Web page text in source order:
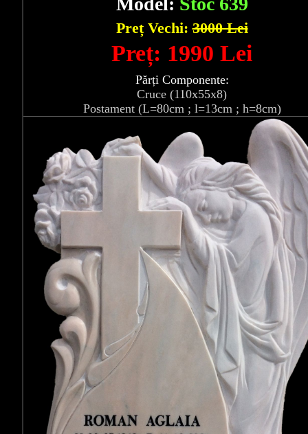
Preț Vechi:3000 Lei
Preț: 1990 Lei
Părți Componente:
Cruce (110x55x8)
Postament (L=80cm ; l=13cm ; h=8cm)